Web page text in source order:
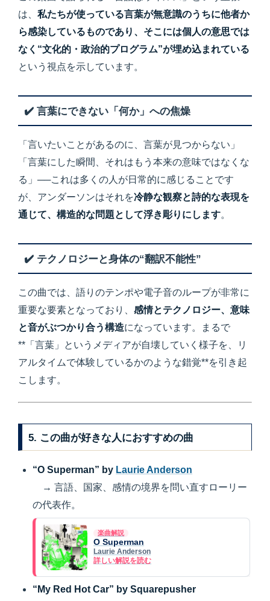
は、 私たちが使っている言葉が無意識のうちに他者か
ら感染しているものであり、そこには個人の意思では
なく“文化的・政治的プログラム”が埋め込まれている
という視点を示しています。
✔️ 言葉にできない「何か」への焦燥
「言いたいことがあるのに、言葉が見つからない」
「言葉にした瞬間、それはもう本来の意味ではなくな
る」──これは多くの人が日常的に感じることです
が、アンダーソンはそれを冷静な観察と詩的な表現を
通じて、構造的な問題として浮き彫りにします。
✔️ テクノロジーと身体の“翻訳不能性”
この曲では、語りのテンポや電子音のループが非常に
重要な要素となっており、 感情とテクノロジー、意味
と音がぶつかり合う構造になっています。まるで
**「言葉」というメディアが自壊していく様子を、リ
アルタイムで体験しているかのような錯覚**を引き起
こします。
5. この曲が好きな人におすすめの曲
“O Superman” by Laurie Anderson
→ 言語、国家、感情の境界を問い直すローリー
の代表作。
楽曲解説
O Superman
Laurie Anderson
詳しい解説を読む
“My Red Hot Car” by Squarepusher